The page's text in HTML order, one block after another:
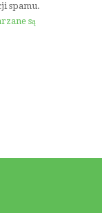
spamu.
są